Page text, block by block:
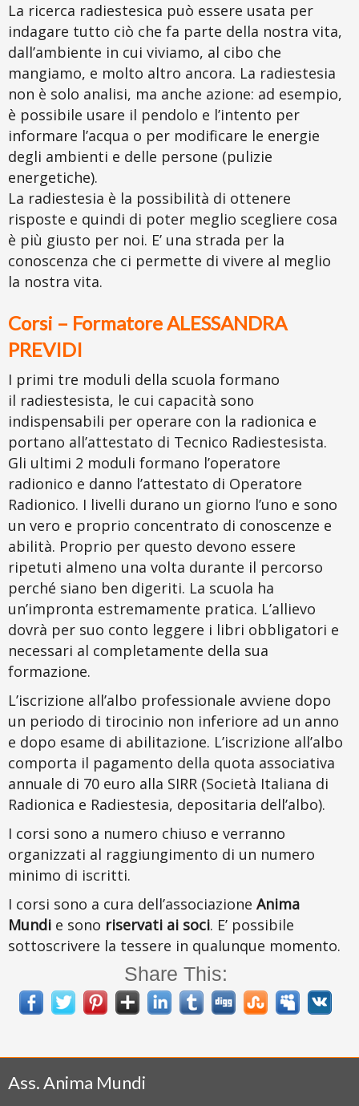
La ricerca radiestesica può essere usata per
indagare tutto ciò che fa parte della nostra vita,
dall’ambiente in cui viviamo, al cibo che
mangiamo, e molto altro ancora. La radiestesia
non è solo analisi, ma anche azione: ad esempio,
è possibile usare il pendolo e l’intento per
informare l’acqua o per modificare le energie
degli ambienti e delle persone (pulizie
energetiche).
La radiestesia è la possibilità di ottenere
risposte e quindi di poter meglio scegliere cosa
è più giusto per noi. E’ una strada per la
conoscenza che ci permette di vivere al meglio
la nostra vita.
Corsi – Formatore ALESSANDRA
PREVIDI
I primi tre moduli della scuola formano
il radiestesista, le cui capacità sono
indispensabili per operare con la radionica e
portano all’attestato di Tecnico Radiestesista.
Gli ultimi 2 moduli formano l’operatore
radionico e danno l’attestato di Operatore
Radionico. I livelli durano un giorno l’uno e sono
un vero e proprio concentrato di conoscenze e
abilità. Proprio per questo devono essere
ripetuti almeno una volta durante il percorso
perché siano ben digeriti. La scuola ha
un’impronta estremamente pratica. L’allievo
dovrà per suo conto leggere i libri obbligatori e
necessari al completamente della sua
formazione.
L’iscrizione all’albo professionale avviene dopo
un periodo di tirocinio non inferiore ad un anno
e dopo esame di abilitazione. L’iscrizione all’albo
comporta il pagamento della quota associativa
annuale di 70 euro alla SIRR (Società Italiana di
Radionica e Radiestesia, depositaria dell’albo).
I corsi sono a numero chiuso e verranno
organizzati al raggiungimento di un numero
minimo di iscritti.
I corsi sono a cura dell’associazione Anima
Mundi e sono riservati ai soci. E’ possibile
sottoscrivere la tessere in qualunque momento.
Share This:
Ass. Anima Mundi